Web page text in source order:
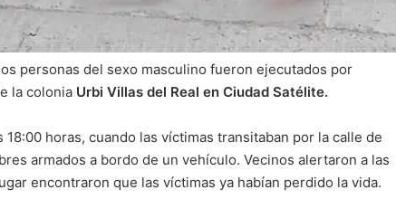
personas del sexo masculino fueron ejecutados por
la colonia Urbi Villas del Real en Ciudad Satélite.
horas, cuando las víctimas transitaban por la calle de
armados a bordo de un vehículo. Vecinos alertaron a las
encontraron que las víctimas ya habían perdido la vida.